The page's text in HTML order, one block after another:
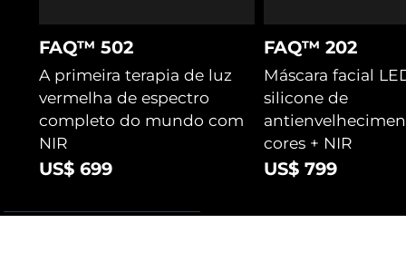
FAQ™ 502
A primeira terapia de luz
vermelha de espectro
completo do mundo com
NIR
US$ 699
FAQ™ 202
Máscara facial
silicone de
cores + NIR
US$ 799